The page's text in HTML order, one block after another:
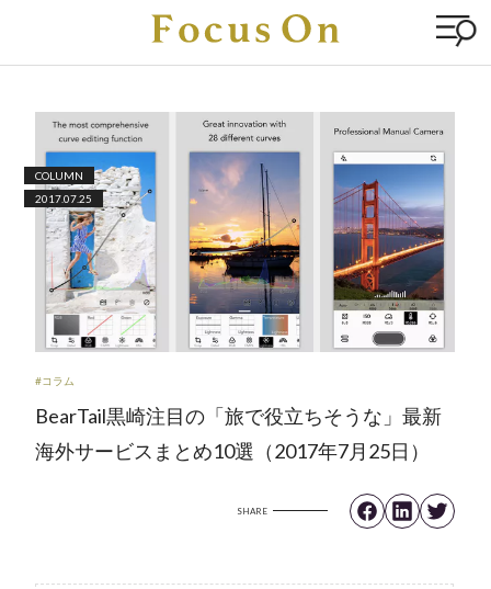
COLUMN
2017.07.25
#コラム
BearTail黒崎注目の「旅で役立ちそうな」最新
海外サービスまとめ10選（2017年7月25日）
SHARE